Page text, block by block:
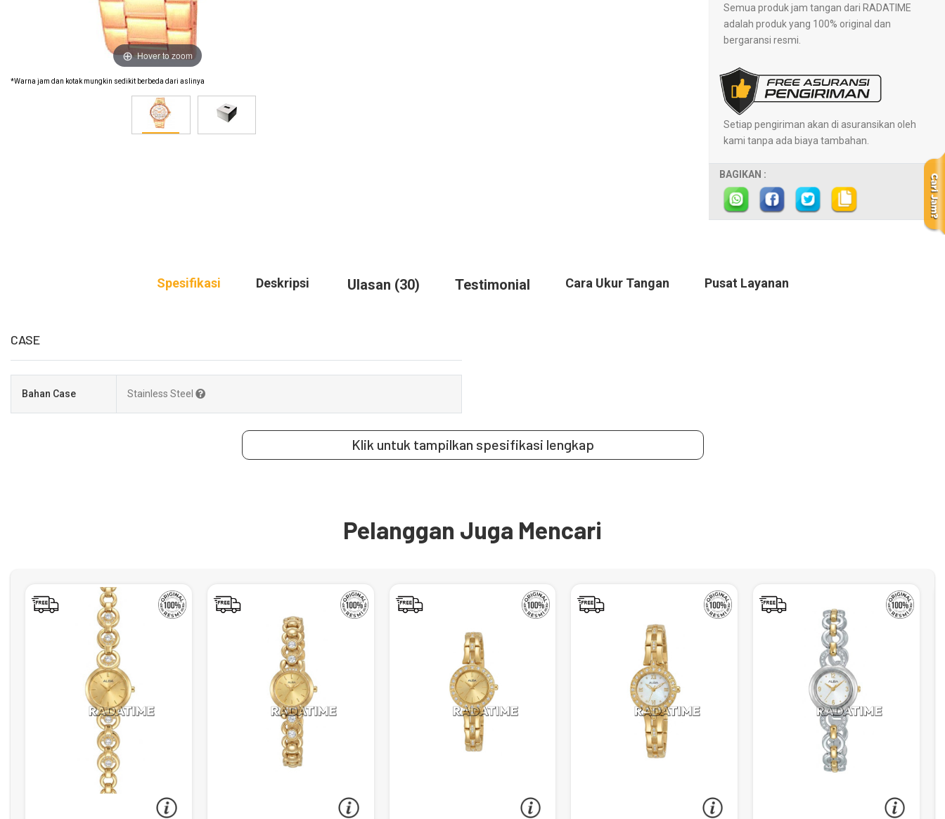
Hover to zoom
*Warna jam dan kotak mungkin sedikit berbeda dari aslinya
Semua produk jam tangan dari RADATIME
adalah produk yang 100% original dan
bergaransi resmi.
Setiap pengiriman akan di asuransikan oleh
kami tanpa ada biaya tambahan.
BAGIKAN :
Spesifikasi Deskripsi Ulasan (30) Testimonial Cara Ukur Tangan Pusat Layanan
CASE
Bahan Case Stainless Steel
Klik untuk tampilkan spesifikasi lengkap
Pelanggan Juga Mencari